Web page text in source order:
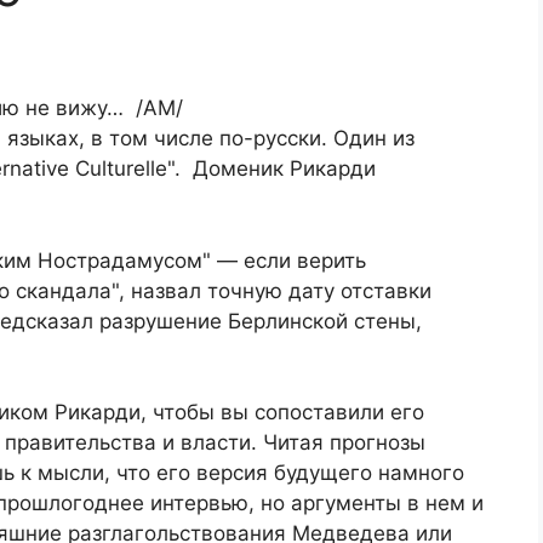
не вижу… /АМ/
в том числе по-русски. Один из
Culturelle". Доменик Рикарди
Нострадамусом" — если верить
назвал точную дату отставки
разрушение Берлинской стены,
Рикарди, чтобы вы сопоставили его
и власти. Читая прогнозы
к мысли, что его версия будущего намного
интервью, но аргументы в нем и
разглагольствования Медведева или